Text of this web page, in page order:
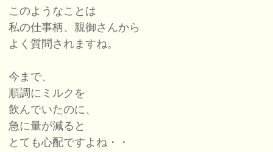
このようなことは
私の仕事柄、親御さんから
よく質問されますね。
今まで、
順調にミルクを
飲んでいたのに、
急に量が減ると
とても心配ですよね・・